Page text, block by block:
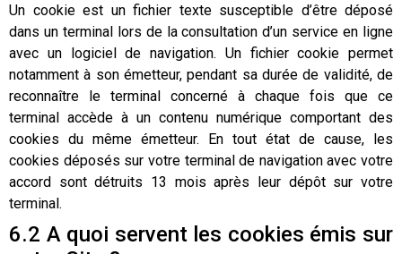
Un cookie est un fichier texte susceptible d’être déposé
dans un terminal lors de la consultation d’un service en ligne
avec un logiciel de navigation. Un fichier cookie permet
notamment à son émetteur, pendant sa durée de validité, de
reconnaître le terminal concerné à chaque fois que ce
terminal accède à un contenu numérique comportant des
cookies du même émetteur. En tout état de cause, les
cookies déposés sur votre terminal de navigation avec votre
accord sont détruits 13 mois après leur dépôt sur votre
terminal.
6.2 A quoi servent les cookies émis sur